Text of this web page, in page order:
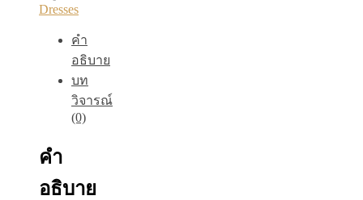
ชิ้น
Dresses
คำ
อธิบาย
บท
วิจารณ์
(0)
คำ
อธิบาย